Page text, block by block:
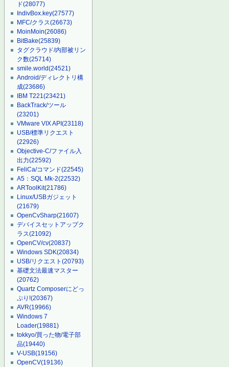
ド(28077)
IndivBox.key(27577)
MFC/クラス(26673)
MoinMoin(26086)
BitBake(25839)
タグクラウド/内部被リン
ク数(25714)
smile.world(24521)
Android/ディレクトリ構
成(23686)
IBM T221(23421)
BackTrack/ツール
(23201)
VMware VIX API(23118)
USB/標準リクエスト
(22926)
Objective-C/ファイル入
出力(22592)
FeliCa/コマンド(22545)
A5：SQL Mk-2(22532)
ARToolKit(21786)
Linux/USBガジェット
(21679)
OpenCvSharp(21607)
デバイスセットアップク
ラス(21092)
OpenCV/cv(20837)
Windows SDK(20834)
USB/リクエスト(20793)
基礎文法最速マスター
(20762)
Quartz Composerにどっ
ぷり!(20367)
AVR(19966)
Windows 7
Loader(19881)
tokkyo/買った物/電子部
品(19440)
V-USB(19156)
OpenCV(19136)